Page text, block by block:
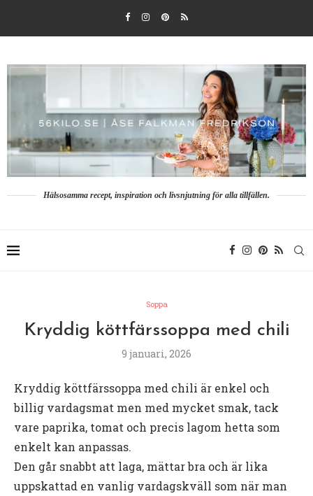
Hälsosamma recept, inspiration och livsnjutning för alla tillfällen.
Soppa
Kryddig köttfärssoppa med chili
9 januari, 2026
Kryddig köttfärssoppa med chili är enkel och
billig vardagsmat men med mycket smak, tack
vare paprika, tomat och precis lagom hetta som
enkelt kan anpassas.
Den går snabbt att laga, mättar bra och är lika
uppskattad en vanlig vardagskväll som när man